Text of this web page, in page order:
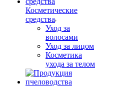
Косметические
средства
Уход за
волосами
Уход за лицом
Косметика
ухода за телом